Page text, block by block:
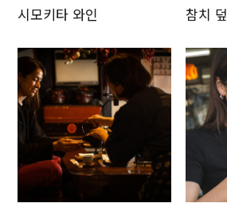
시모키타 와인 참치